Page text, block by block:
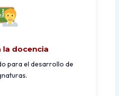
la docencia
para el desarrollo de